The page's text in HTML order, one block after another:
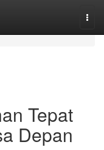
Tepat
Depan